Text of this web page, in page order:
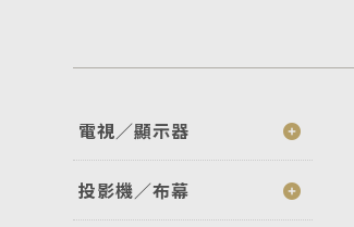
電視／顯示器
投影機／布幕